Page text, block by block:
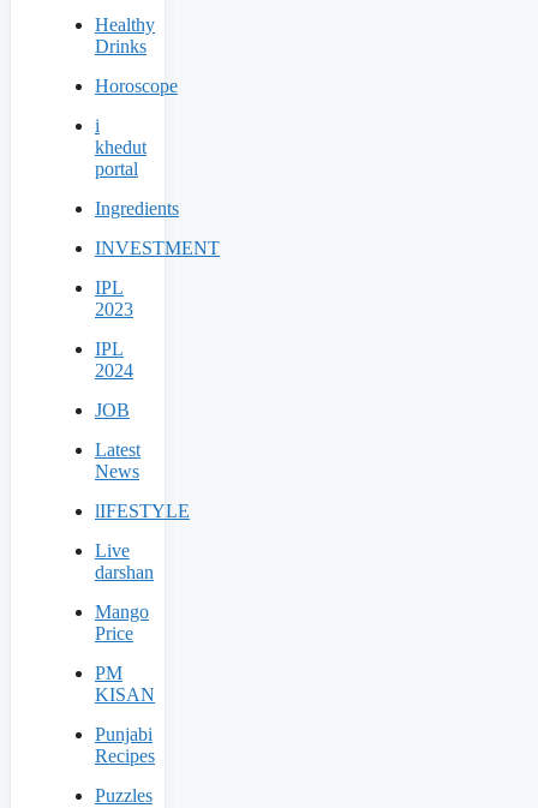
Healthy
Drinks
Horoscope
i
khedut
portal
Ingredients
INVESTMENT
IPL
2023
IPL
2024
JOB
Latest
News
lIFESTYLE
Live
darshan
Mango
Price
PM
KISAN
Punjabi
Recipes
Puzzles